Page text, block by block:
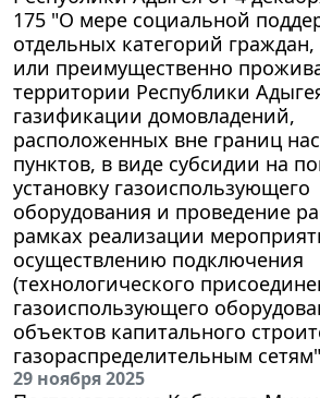
175 "О мере социальной
отдельных категорий
или преимущественно
территории Республики
газификации домовладений,
расположенных вне границ
пунктов, в виде субсидии на
установку газоиспользующего
оборудования и проведение
рамках реализации
осуществлению подключения
(технологического
газоиспользующего
объектов капитального
газораспределительным сетям"
29 ноября 2025